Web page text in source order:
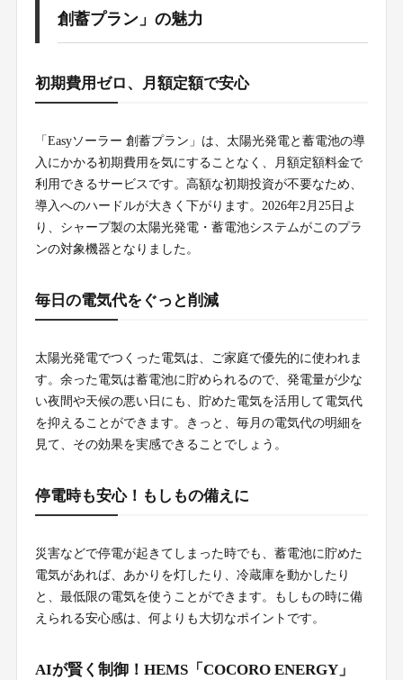
創蓄プラン」の魅力
初期費用ゼロ、月額定額で安心
「Easyソーラー 創蓄プラン」は、太陽光発電と蓄電池の導
入にかかる初期費用を気にすることなく、月額定額料金で
利用できるサービスです。高額な初期投資が不要なため、
導入へのハードルが大きく下がります。2026年2月25日よ
り、シャープ製の太陽光発電・蓄電池システムがこのプラ
ンの対象機器となりました。
毎日の電気代をぐっと削減
太陽光発電でつくった電気は、ご家庭で優先的に使われま
す。余った電気は蓄電池に貯められるので、発電量が少な
い夜間や天候の悪い日にも、貯めた電気を活用して電気代
を抑えることができます。きっと、毎月の電気代の明細を
見て、その効果を実感できることでしょう。
停電時も安心！もしもの備えに
災害などで停電が起きてしまった時でも、蓄電池に貯めた
電気があれば、あかりを灯したり、冷蔵庫を動かしたり
と、最低限の電気を使うことができます。もしもの時に備
えられる安心感は、何よりも大切なポイントです。
AIが賢く制御！HEMS「COCORO ENERGY」